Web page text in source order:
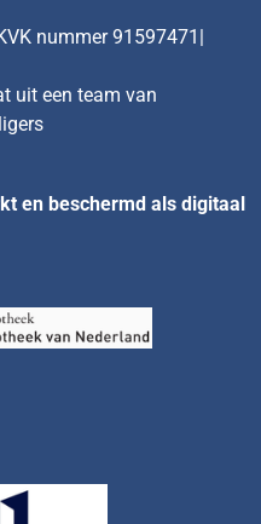
nummer 91597471|
uit een team van
en beschermd als digitaal